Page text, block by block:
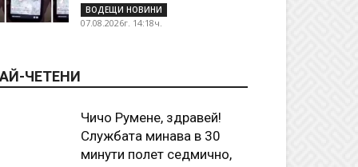
ВОДЕЩИ НОВИНИ
07.08.2026г. 14:18ч.
ЧЕТЕНИ
Чичо Румене, здравей!
Службата минава в 30
минути полет седмично,